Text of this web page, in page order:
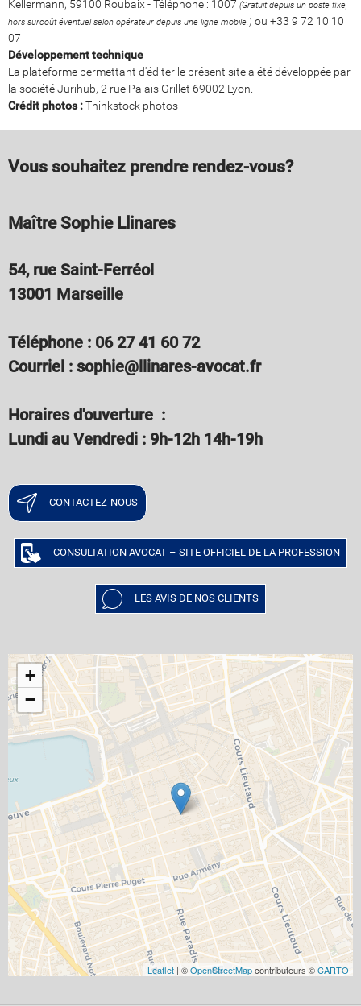
Kellermann, 59100 Roubaix - Téléphone : 1007 (Gratuit depuis un poste fixe,
hors surcoût éventuel selon opérateur depuis une ligne mobile.) ou +33 9 72 10 10
07
Développement technique
La plateforme permettant d'éditer le présent site a été développée par
la société Jurihub, 2 rue Palais Grillet 69002 Lyon.
Crédit photos :Thinkstock photos
Vous souhaitez prendre rendez-vous?
Maître Sophie Llinares
54, rue Saint-Ferréol
13001 Marseille
Téléphone : 06 27 41 60 72
Courriel : sophie@llinares-avocat.fr
Horaires d'ouverture :
Lundi au Vendredi : 9h-12h 14h-19h
CONTACTEZ-NOUS
CONSULTATION AVOCAT – SITE OFFICIEL DE LA PROFESSION
LES AVIS DE NOS CLIENTS
+
−
Leaflet | ©OpenStreetMapcontributeurs ©CARTO